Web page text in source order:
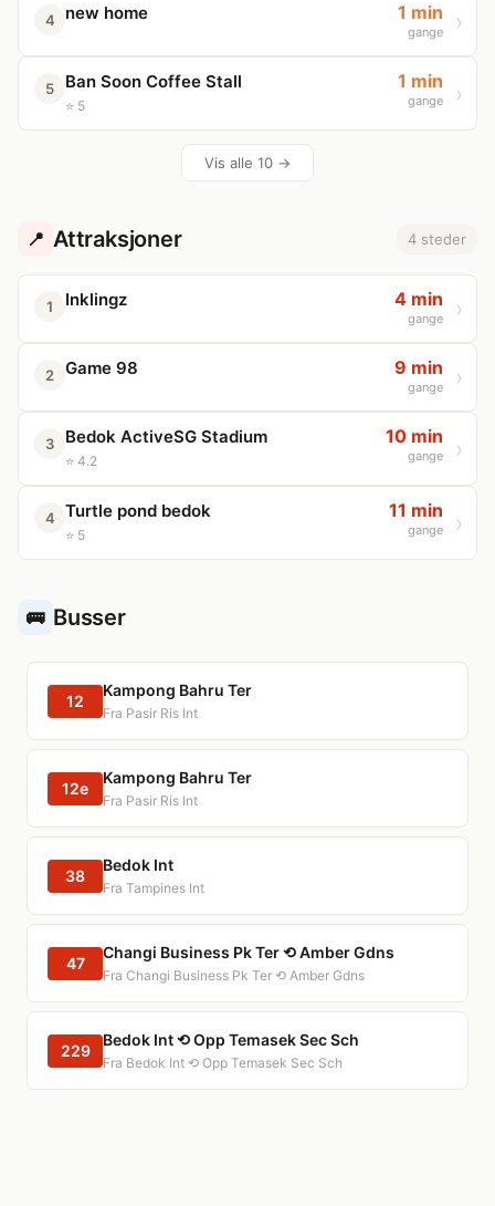
4 new home 1 min
gange
5 Ban Soon Coffee Stall
⭐ 5
1 min
gange
Vis alle 10 →
📍 Attraksjoner 4 steder
1 Inklingz 4 min
gange
2 Game 98 9 min
gange
3 Bedok ActiveSG Stadium
⭐ 4.2
10 min
gange
4 Turtle pond bedok
⭐ 5
11 min
gange
🚌 Busser
12
Kampong Bahru Ter
Fra Pasir Ris Int
12e
Kampong Bahru Ter
Fra Pasir Ris Int
38
Bedok Int
Fra Tampines Int
47
Changi Business Pk Ter ⟲ Amber Gdns
Fra Changi Business Pk Ter ⟲ Amber Gdns
229
Bedok Int ⟲ Opp Temasek Sec Sch
Fra Bedok Int ⟲ Opp Temasek Sec Sch